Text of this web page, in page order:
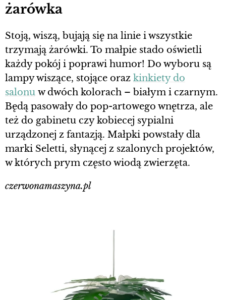
żarówka
Stoją, wiszą, bujają się na linie i wszystkie
trzymają żarówki. To małpie stado oświetli
każdy pokój i poprawi humor! Do wyboru są
lampy wiszące, stojące oraz kinkiety do
salonu w dwóch kolorach – białym i czarnym.
Będą pasowały do pop-artowego wnętrza, ale
też do gabinetu czy kobiecej sypialni
urządzonej z fantazją. Małpki powstały dla
marki Seletti, słynącej z szalonych projektów,
w których prym często wiodą zwierzęta.
czerwonamaszyna.pl